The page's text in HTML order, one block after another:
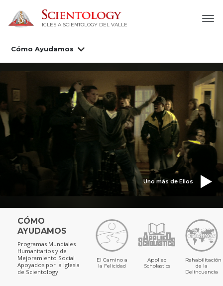
IGLESIA SCIENTOLOGY DEL VALLE
Cómo Ayudamos
Uno más de Ellos
CÓMO
AYUDAMOS
Programas Mundiales
Humanitarios y de
Mejoramiento Social
Apoyados por la Iglesia
de Scientology
El Camino a
la Felicidad
Applied
Scholastics
Rehabilitación
de la
Delincuencia